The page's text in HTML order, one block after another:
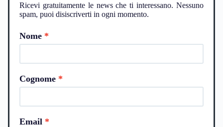
Ricevi gratuitamente le news che ti interessano. Nessuno
spam, puoi disiscriverti in ogni momento.
Nome
Cognome
Email